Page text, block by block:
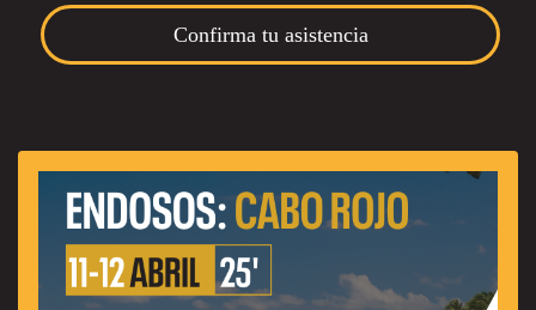
Confirma tu asistencia